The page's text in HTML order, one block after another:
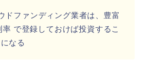
ドファンディング業者は、豊富
で登録しておけば投資するこ
なる